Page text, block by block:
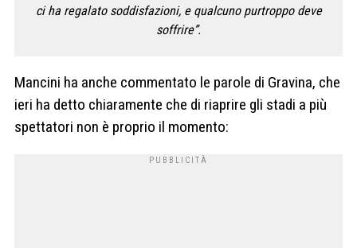
ci ha regalato soddisfazioni, e qualcuno purtroppo deve
soffrire”.
Mancini ha anche commentato le parole di Gravina, che
ieri ha detto chiaramente che di riaprire gli stadi a più
spettatori non è proprio il momento: